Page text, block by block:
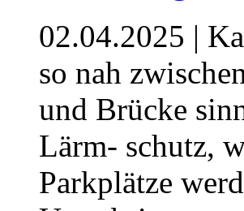
02.04.2025 |
so nah
und Brücke
Lärm- schutz,
Parkplätze